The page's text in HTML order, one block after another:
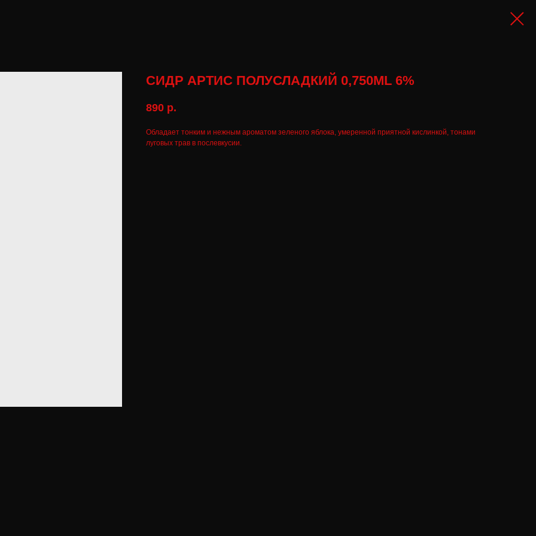
СИДР АРТИС ПОЛУСЛАДКИЙ 0,750ML 6%
890 р.
Обладает тонким и нежным ароматом зеленого яблока, умеренной приятной кислинкой, тонами
луговых трав в послевкусии.